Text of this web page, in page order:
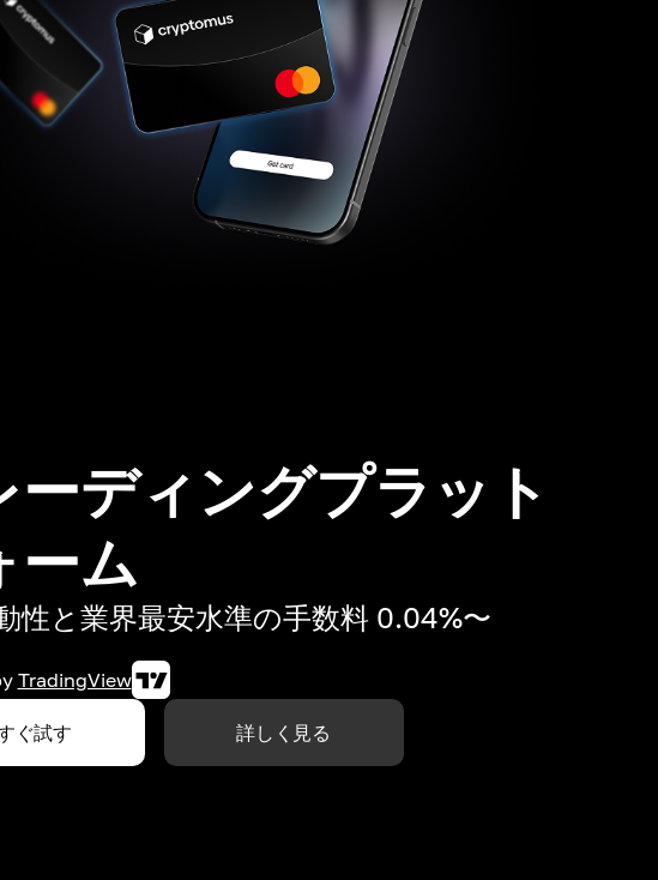
ーディングプラット
ーム
性と業界最安水準の手数料 0.04%〜
TradingView
ぐ試す 詳しく見る